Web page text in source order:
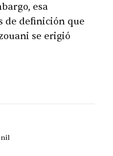
esa
de definición que
se erigió